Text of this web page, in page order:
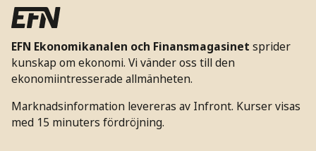
EFN Ekonomikanalen och Finansmagasinet sprider
kunskap om ekonomi. Vi vänder oss till den
ekonomiintresserade allmänheten.
Marknadsinformation levereras av Infront. Kurser visas
med 15 minuters fördröjning.